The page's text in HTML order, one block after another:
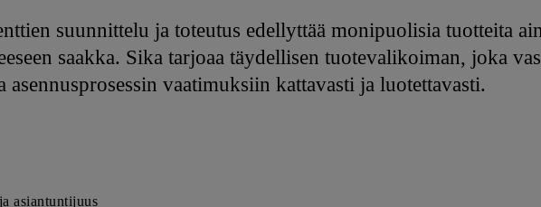
suunnittelu ja toteutus edellyttää monipuolisia tuotteita
saakka. Sika tarjoaa täydellisen tuotevalikoiman, joka
asennusprosessin vaatimuksiin kattavasti ja luotettavasti.
asiantuntijuus